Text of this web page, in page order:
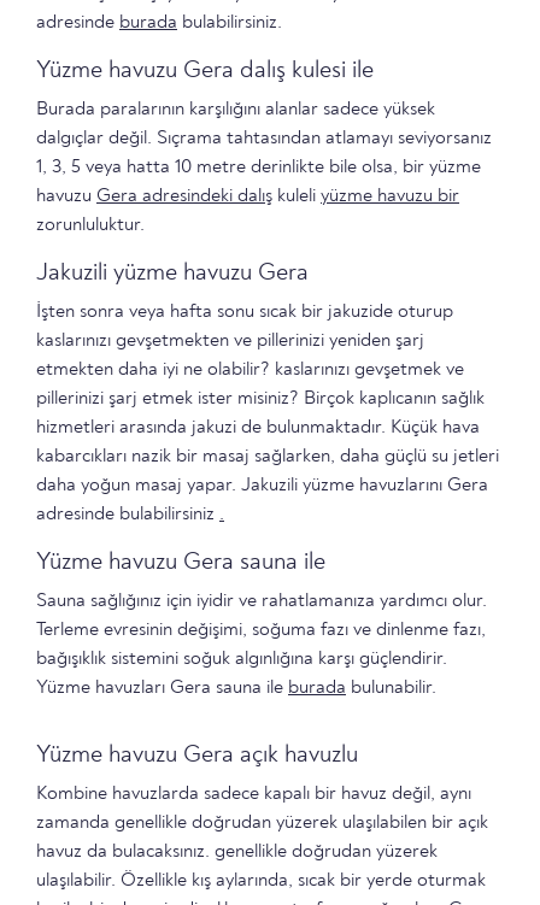
adresinde burada bulabilirsiniz.
Yüzme havuzu Gera dalış kulesi ile
Burada paralarının karşılığını alanlar sadece yüksek
dalgıçlar değil. Sıçrama tahtasından atlamayı seviyorsanız
1, 3, 5 veya hatta 10 metre derinlikte bile olsa, bir yüzme
havuzu Gera adresindeki dalış kuleli yüzme havuzu bir
zorunluluktur.
Jakuzili yüzme havuzu Gera
İşten sonra veya hafta sonu sıcak bir jakuzide oturup
kaslarınızı gevşetmekten ve pillerinizi yeniden şarj
etmekten daha iyi ne olabilir? kaslarınızı gevşetmek ve
pillerinizi şarj etmek ister misiniz? Birçok kaplıcanın sağlık
hizmetleri arasında jakuzi de bulunmaktadır. Küçük hava
kabarcıkları nazik bir masaj sağlarken, daha güçlü su jetleri
daha yoğun masaj yapar. Jakuzili yüzme havuzlarını Gera
adresinde bulabilirsiniz .
Yüzme havuzu Gera sauna ile
Sauna sağlığınız için iyidir ve rahatlamanıza yardımcı olur.
Terleme evresinin değişimi, soğuma fazı ve dinlenme fazı,
bağışıklık sistemini soğuk algınlığına karşı güçlendirir.
Yüzme havuzları Gera sauna ile burada bulunabilir.
Yüzme havuzu Gera açık havuzlu
Kombine havuzlarda sadece kapalı bir havuz değil, aynı
zamanda genellikle doğrudan yüzerek ulaşılabilen bir açık
havuz da bulacaksınız. genellikle doğrudan yüzerek
ulaşılabilir. Özellikle kış aylarında, sıcak bir yerde oturmak